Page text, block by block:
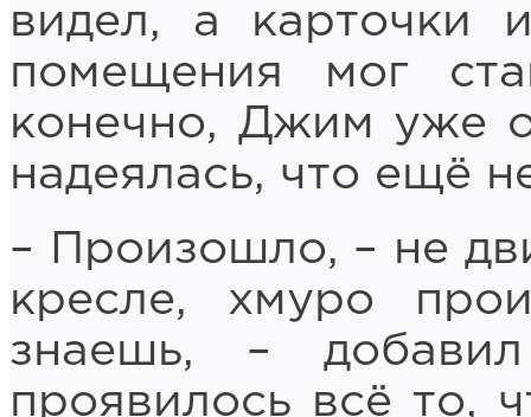
видел, а карточки
помещения мог
конечно, Джим уже
надеялась, что ещё
– Произошло, – не
кресле, хмуро
знаешь, –
проявилось всё то,